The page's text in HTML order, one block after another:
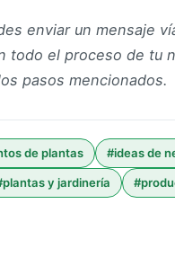
enviar un mensaje
todo el proceso de tu
pasos mencionados.
de plantas #ideas de
plantas y jardinería #